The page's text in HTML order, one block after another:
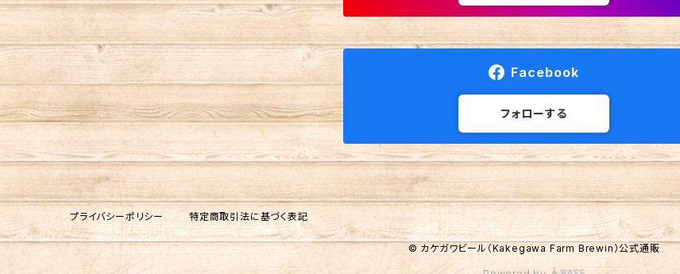
Facebook
フォローする
プライバシーポリシー 特定商取引法に基づく表記
© カケガワビール（Kakegawa Farm Brewin）公式通販